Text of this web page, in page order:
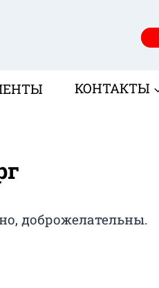
КОНТАКТЫ
доброжелательны.